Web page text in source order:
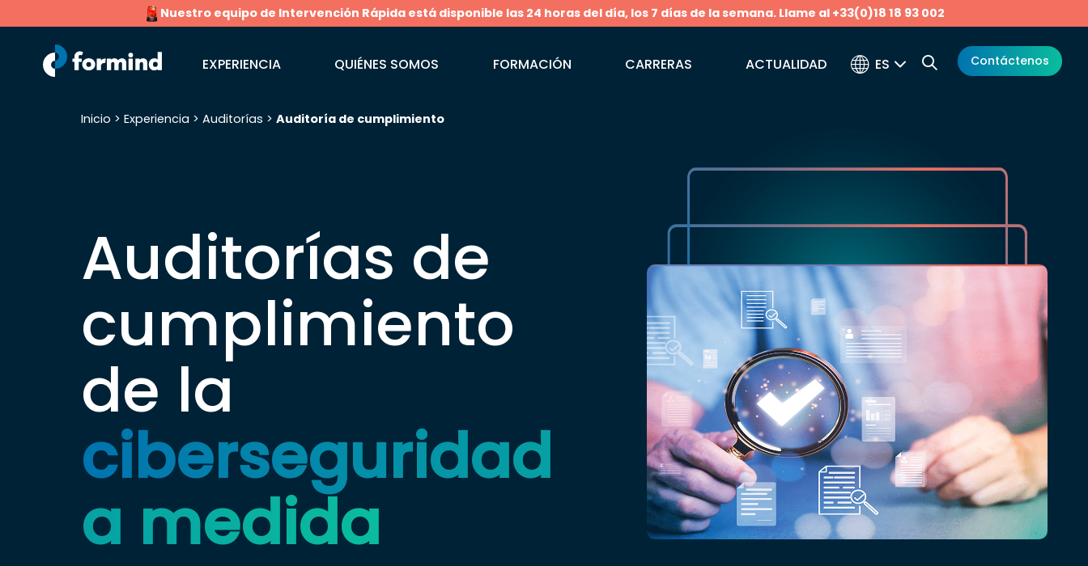
Nuestro equipo de Intervención Rápida está disponible las 24 horas del día, los 7 días de la semana. Llame al +33(0)18 18 93 002
EXPERIENCIA QUIÉNES SOMOS FORMACIÓN CARRERAS ACTUALIDAD ES Contáctenos
Inicio > Experiencia > Auditorías > Auditoría de cumplimiento
Auditorías de
cumplimiento
de la
ciberseguridad
a medida